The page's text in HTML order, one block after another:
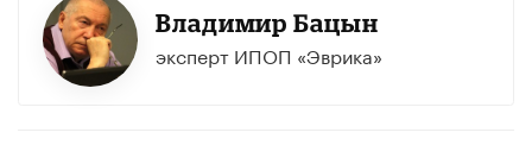
Владимир Бацын
эксперт ИПОП «Эврика»